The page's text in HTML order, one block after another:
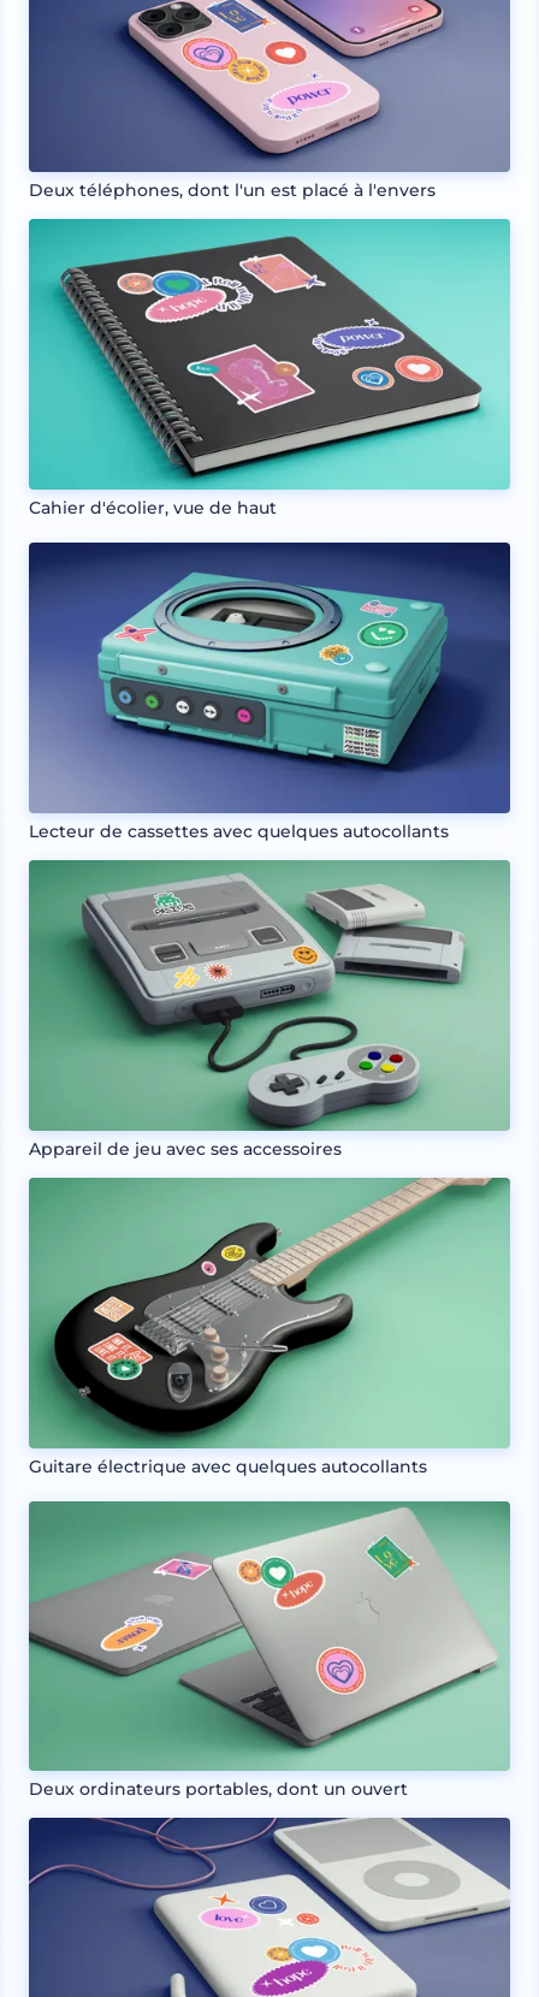
Deux téléphones, dont l'un est placé à l'envers
Cahier d'écolier, vue de haut
Lecteur de cassettes avec quelques autocollants
Appareil de jeu avec ses accessoires
Guitare électrique avec quelques autocollants
Deux ordinateurs portables, dont un ouvert